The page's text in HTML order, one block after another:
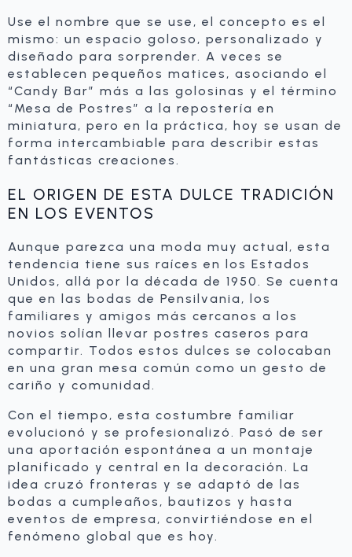
Use el nombre que se use, el concepto es el
mismo: un espacio goloso, personalizado y
diseñado para sorprender. A veces se
establecen pequeños matices, asociando el
“Candy Bar” más a las golosinas y el término
“Mesa de Postres” a la repostería en
miniatura, pero en la práctica, hoy se usan de
forma intercambiable para describir estas
fantásticas creaciones.
EL ORIGEN DE ESTA DULCE TRADICIÓN
EN LOS EVENTOS
Aunque parezca una moda muy actual, esta
tendencia tiene sus raíces en los Estados
Unidos, allá por la década de 1950. Se cuenta
que en las bodas de Pensilvania, los
familiares y amigos más cercanos a los
novios solían llevar postres caseros para
compartir. Todos estos dulces se colocaban
en una gran mesa común como un gesto de
cariño y comunidad.
Con el tiempo, esta costumbre familiar
evolucionó y se profesionalizó. Pasó de ser
una aportación espontánea a un montaje
planificado y central en la decoración. La
idea cruzó fronteras y se adaptó de las
bodas a cumpleaños, bautizos y hasta
eventos de empresa, convirtiéndose en el
fenómeno global que es hoy.